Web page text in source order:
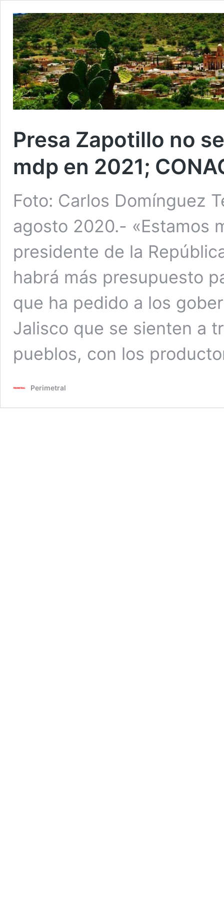
Presa Zapotillo no
mdp en 2021;
Foto: Carlos Domínguez
agosto 2020.- «Estamos
presidente de la
habrá más presupuesto
que ha pedido a los
Jalisco que se sienten a
pueblos, con los
Perimetral